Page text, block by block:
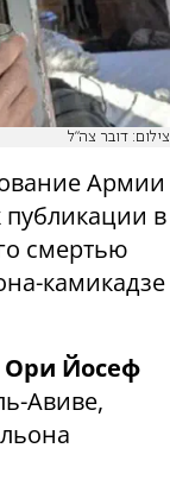
צילום: דובר צה"ל
Армии
в
смертью
камикадзе
Ори Йосеф
Авиве,